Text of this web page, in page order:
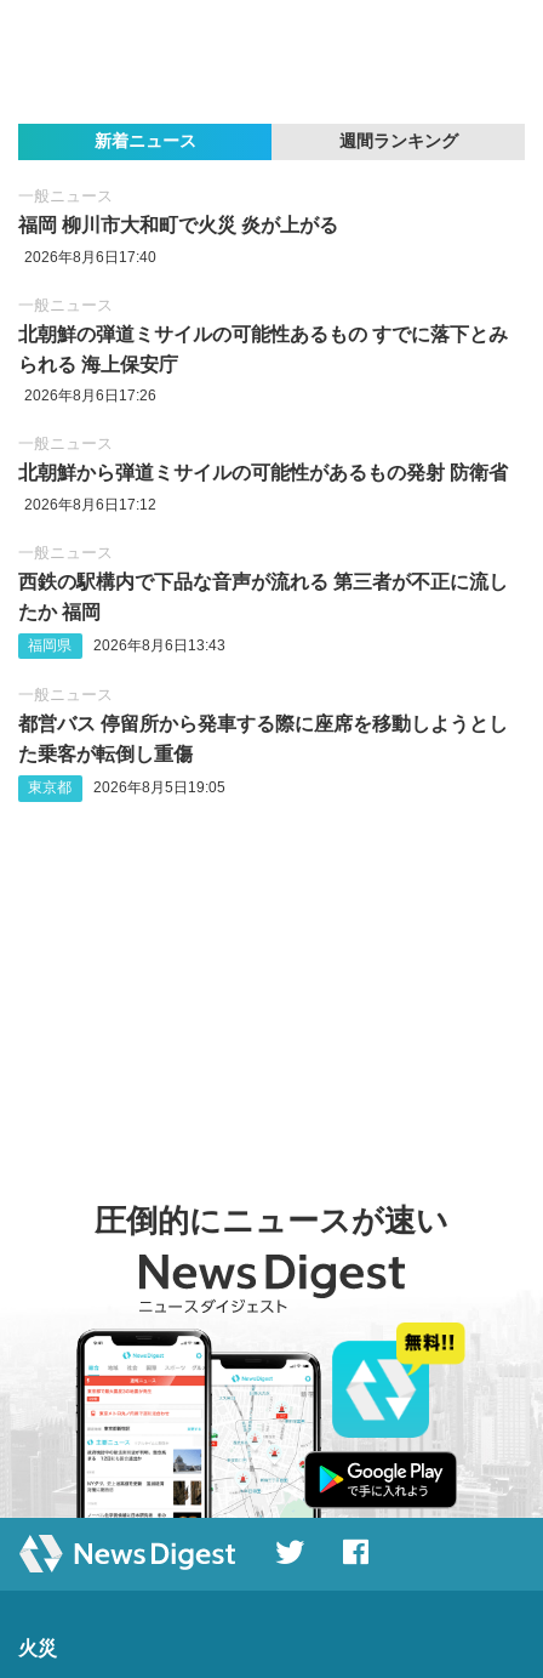
新着ニュース 週間ランキング
一般ニュース
福岡 柳川市大和町で火災 炎が上がる
2026年8月6日17:40
一般ニュース
北朝鮮の弾道ミサイルの可能性あるもの すでに落下とみ
られる 海上保安庁
2026年8月6日17:26
一般ニュース
北朝鮮から弾道ミサイルの可能性があるもの発射 防衛省
2026年8月6日17:12
一般ニュース
西鉄の駅構内で下品な音声が流れる 第三者が不正に流し
たか 福岡
福岡県 2026年8月6日13:43
一般ニュース
都営バス 停留所から発車する際に座席を移動しようとし
た乗客が転倒し重傷
東京都 2026年8月5日19:05
圧倒的にニュースが速い
火災